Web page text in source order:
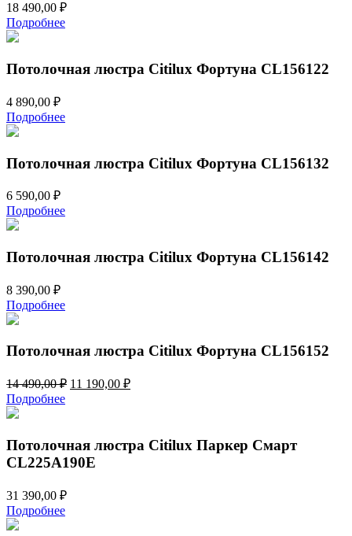
18 490,00 ₽
Подробнее
Потолочная люстра Citilux Фортуна CL156122
4 890,00 ₽
Подробнее
Потолочная люстра Citilux Фортуна CL156132
6 590,00 ₽
Подробнее
Потолочная люстра Citilux Фортуна CL156142
8 390,00 ₽
Подробнее
Потолочная люстра Citilux Фортуна CL156152
14 490,00₽ Первоначальная
11 190,00 ₽Текущая
Подробнее
Потолочная люстра Citilux Паркер Смарт
CL225A190E
31 390,00 ₽
Подробнее